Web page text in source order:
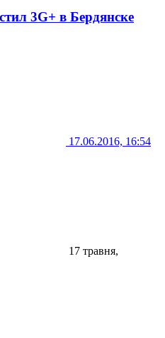
3G+ в Бердянске
17.06.2016, 16:54
17 травня,